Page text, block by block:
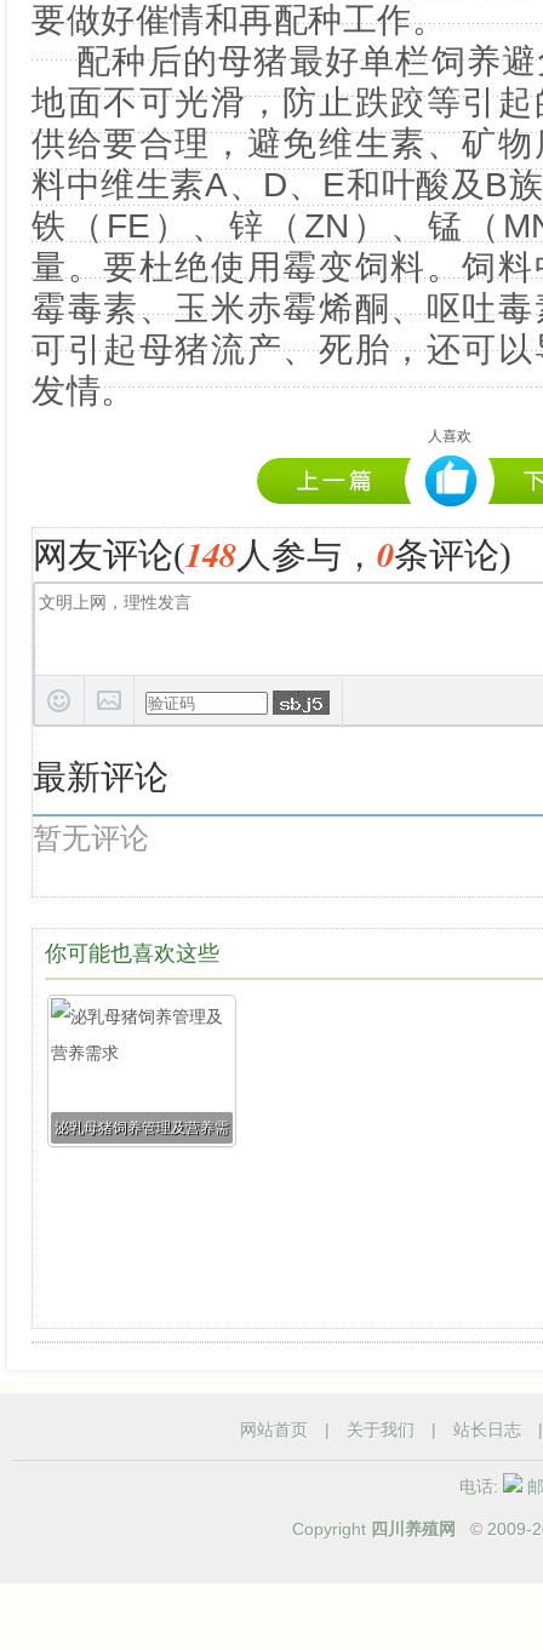
要做好催情和再配种工作。
配种后的母猪最好单栏饲养避
地面不可光滑，防止跌跤等引
供给要合理，避免维生素、矿
料中维生素A、D、E和叶酸及B
铁（FE）、锌（ZN）、锰（
量。要杜绝使用霉变饲料。饲
霉毒素、玉米赤霉烯酮、呕吐
可引起母猪流产、死胎，还可
发情。
人喜欢
网友评论(148人参与， 0条评论)
最新评论
暂无评论
你可能也喜欢这些
泌乳母猪饲养管理及营养需
网站首页 | 关于我们 | 站长日志
电话:
Copyright 四川养殖网 © 2009-